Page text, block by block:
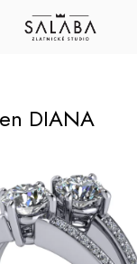
DIANA